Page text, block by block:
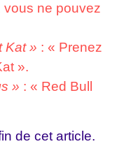
ne pouvez
Kat » : « Prenez
».
» : « Red Bull
de cet article.